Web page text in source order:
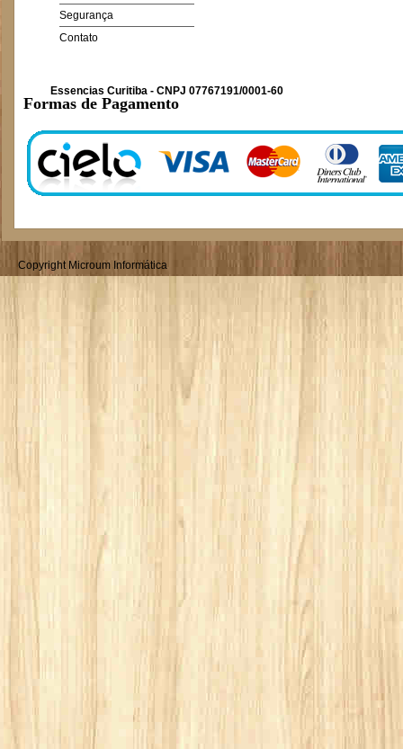
Segurança
Contato
Essencias Curitiba - CNPJ 07767191/0001-60
Formas de Pagamento
Copyright Microum Informática